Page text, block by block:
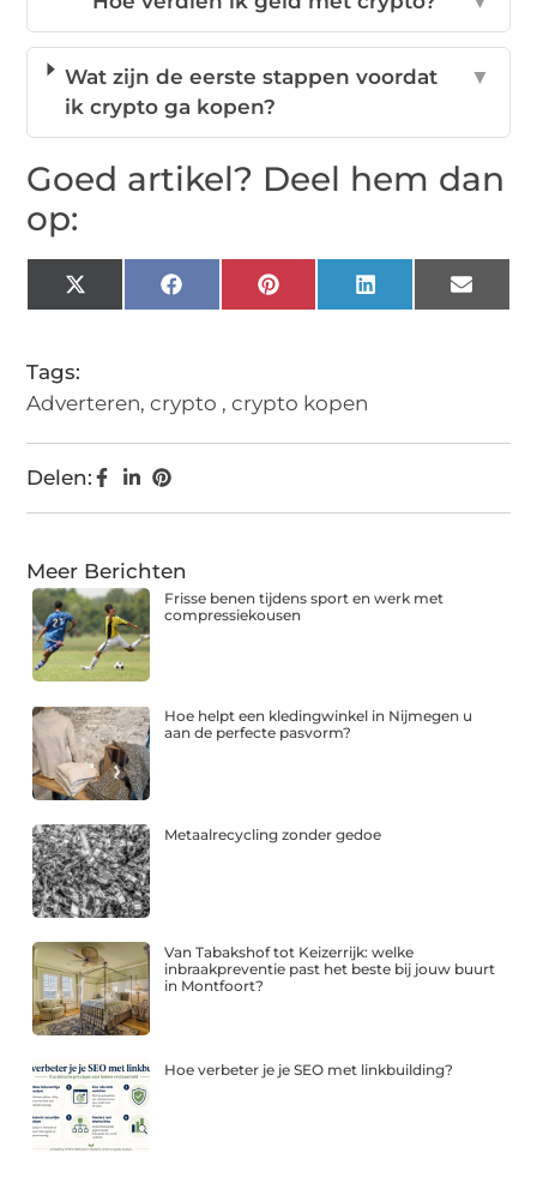
Wat zijn de eerste stappen voordat
ik crypto ga kopen?
▼
Goed artikel? Deel hem dan
op:
X
(Twitter)
FacebookPinterestLinkedIn Email
Tags:
Adverteren,crypto ,crypto kopen
Delen:
Meer Berichten
Frisse benen tijdens sport en werk met
compressiekousen
Hoe helpt een kledingwinkel in Nijmegen u
aan de perfecte pasvorm?
Metaalrecycling zonder gedoe
Van Tabakshof tot Keizerrijk: welke
inbraakpreventie past het beste bij jouw buurt
in Montfoort?
Hoe verbeter je je SEO met linkbuilding?